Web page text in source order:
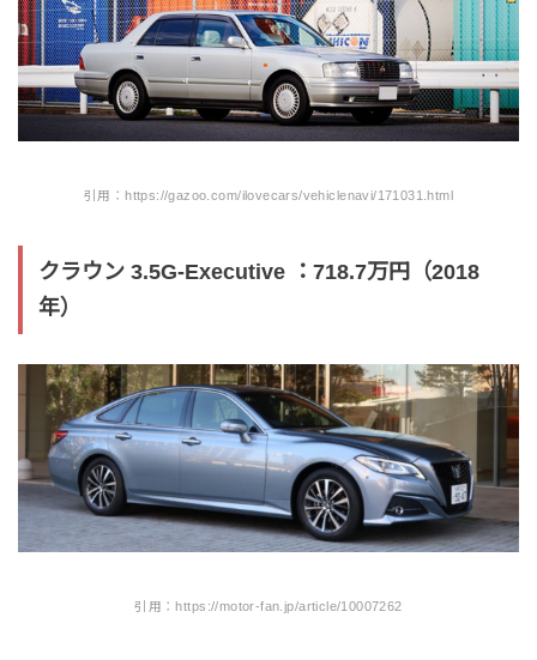
引用：https://gazoo.com/ilovecars/vehiclenavi/171031.html
クラウン 3.5G-Executive ：718.7万円（2018
年）
引用：https://motor-fan.jp/article/10007262